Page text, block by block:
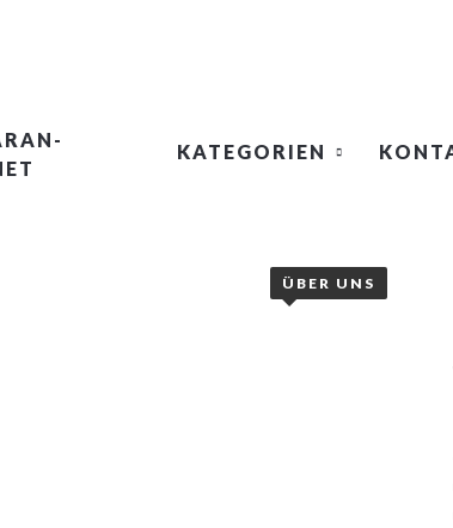
KATEGORIEN
ÜBER UNS